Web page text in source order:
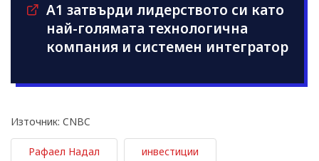
А1 затвърди лидерството си като
най-голямата технологична
компания и системен интегратор
Източник: CNBC
Рафаел Надал инвестиции